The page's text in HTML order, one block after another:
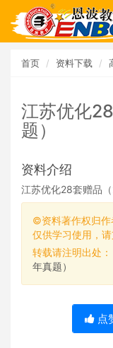
首页 资料下载
江苏优化
题）
资料介绍
江苏优化28套赠品（
©资料著作权归作
仅供学习使用，请
转载请注明出处：
年真题）
点